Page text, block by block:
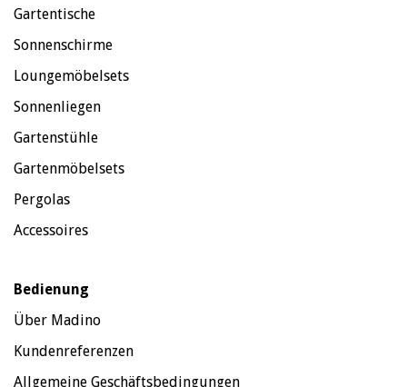
Gartentische
Sonnenschirme
Loungemöbelsets
Sonnenliegen
Gartenstühle
Gartenmöbelsets
Pergolas
Accessoires
Bedienung
Über Madino
Kundenreferenzen
Allgemeine Geschäftsbedingungen